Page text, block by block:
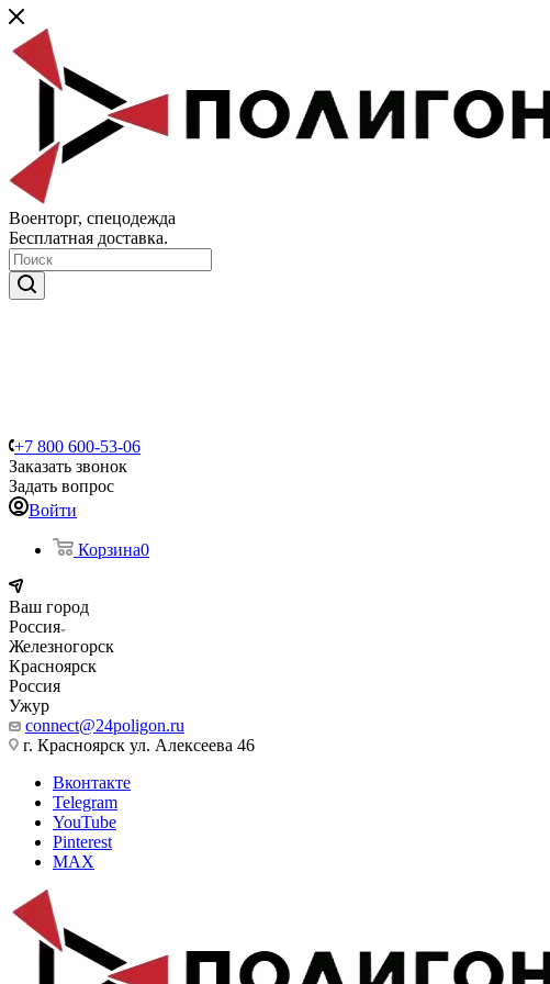
Военторг, спецодежда
Бесплатная доставка.
+7 800 600-53-06
Заказать звонок
Задать вопрос
Войти
Корзина0
Ваш город
Россия
Железногорск
Красноярск
Россия
Ужур
connect@24poligon.ru
г. Красноярск ул. Алексеева 46
Вконтакте
Telegram
YouTube
Pinterest
MAX